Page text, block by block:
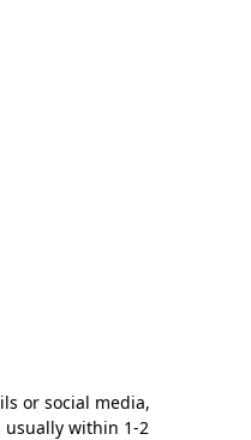
or social media,
usually within 1-2